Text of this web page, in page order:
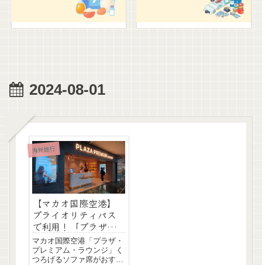
2024-08-01
海外旅行
【マカオ国際空港】
プライオリティパス
で利用！「プラザ・
プレミアム・ラウン
ジ」紹介
マカオ国際空港「プラザ・
プレミアム・ラウンジ」く
つろげるソファ席がおすす